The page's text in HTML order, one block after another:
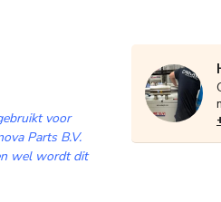
voor
Parts B.V.
wel wordt dit